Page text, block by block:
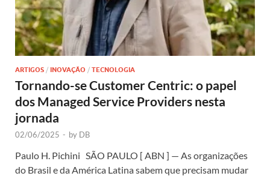
ARTIGOS / INOVAÇÃO / TECNOLOGIA
Tornando-se Customer Centric: o papel
dos Managed Service Providers nesta
jornada
02/06/2025 - by DB
Paulo H. Pichini SÃO PAULO [ ABN ] — As organizações
do Brasil e da América Latina sabem que precisam mudar